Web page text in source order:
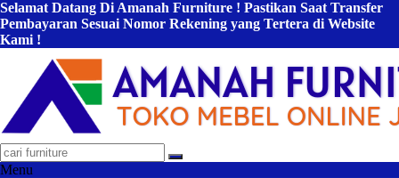
Selamat Datang Di Amanah Furniture ! Pastikan Saat Transfer
Pembayaran Sesuai Nomor Rekening yang Tertera di Website
Kami !
Menu